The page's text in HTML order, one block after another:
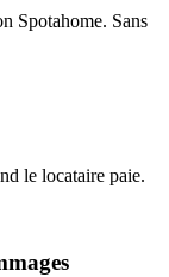
Spotahome. Sans
le locataire paie.